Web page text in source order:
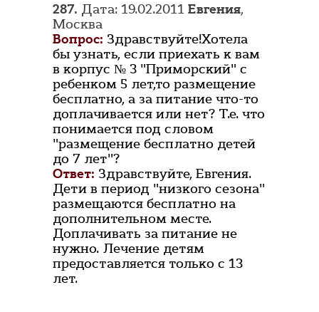
287. Дата: 19.02.2011 Евгения,
Москва
Вопрос: Здравствуйте!Хотела
бы узнать, если приехать к вам
в корпус № 3 "Приморский" с
ребенком 5 лет,то размещение
бесплатно, а за питание что-то
доплачивается или нет? Т.е. что
понимается под словом
"размещение бесплатно детей
до 7 лет"?
Ответ: Здравствуйте, Евгения.
Дети в период "низкого сезона"
размещаются бесплатно на
дополнительном месте.
Доплачивать за питание не
нужно. Лечение детям
предоставляется только с 13
лет.